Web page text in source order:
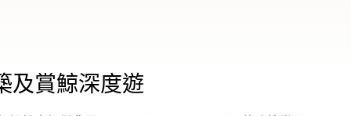
及賞鯨深度遊